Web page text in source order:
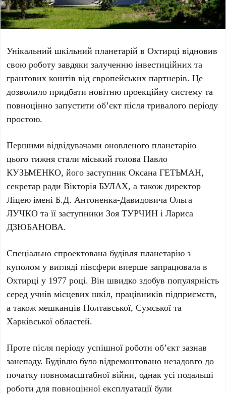
Унікальний шкільний планетарій в Охтирці відновив
свою роботу завдяки залученню інвестиційних та
грантових коштів від європейських партнерів. Це
дозволило придбати новітню проекційну систему та
повноцінно запустити об’єкт після тривалого періоду
простою.
Першими відвідувачами оновленого планетарію
цього тижня стали міський голова Павло
КУЗЬМЕНКО, його заступник Оксана ГЕТЬМАН,
секретар ради Вікторія БУЛАХ, а також директор
Ліцею імені Б.Д. Антоненка-Давидовича Ольга
ЛУЧКО та її заступники Зоя ТУРЧИН і Лариса
ДЗЮБАНОВА.
Спеціально спроектована будівля планетарію з
куполом у вигляді півсфери вперше запрацювала в
Охтирці у 1977 році. Він швидко здобув популярність
серед учнів місцевих шкіл, працівників підприємств,
а також мешканців Полтавської, Сумської та
Харківської областей.
Проте після періоду успішної роботи об’єкт зазнав
занепаду. Будівлю було відремонтовано незадовго до
початку повномасштабної війни, однак усі подальші
роботи для повноцінної експлуатації були